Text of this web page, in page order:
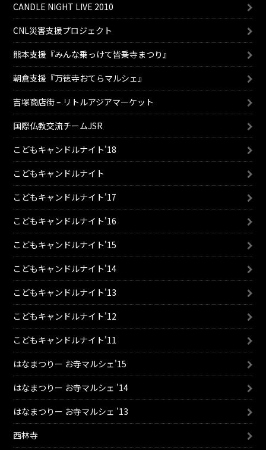
CANDLE NIGHT LIVE 2010
CNL災害支援プロジェクト
熊本支援『みんな乗っけて皆乗寺まつり』
朝倉支援『万徳寺おてらマルシェ』
吉塚商店街 – リトルアジアマーケット
国際仏教交流チームJSR
こどもキャンドルナイト'18
こどもキャンドルナイト
こどもキャンドルナイト'17
こどもキャンドルナイト'16
こどもキャンドルナイト'15
こどもキャンドルナイト'14
こどもキャンドルナイト'13
こどもキャンドルナイト'12
こどもキャンドルナイト'11
はなまつりー お寺マルシェ'15
はなまつりー お寺マルシェ '14
はなまつりー お寺マルシェ '13
西林寺